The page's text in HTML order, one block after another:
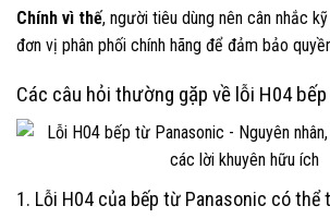
Chính vì thế, người tiêu dùng nên cân nhắc
đơn vị phân phối chính hãng để đảm bảo
Các câu hỏi thường gặp về lỗi H04
1. Lỗi H04 của bếp từ Panasonic có thể